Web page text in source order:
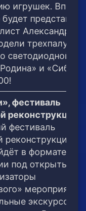
игрушек.
представлен
Александр
светодиодной
и
фестиваль
реконструкции
фестиваль
реконструкции
в формате
под открытым
мероприятия